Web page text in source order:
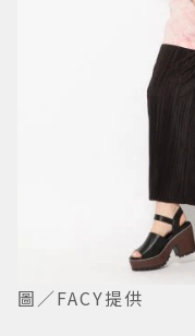
圖／FACY提供